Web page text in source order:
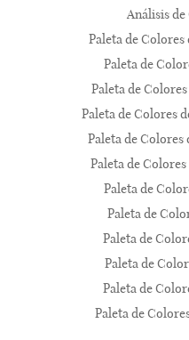
Análisis
Paleta de
Paleta de
Paleta de
Paleta de Colores
Paleta de Colores
Paleta de
Paleta de
Paleta de
Paleta de
Paleta de
Paleta de
Paleta de